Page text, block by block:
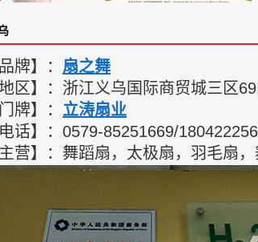
品牌】： 扇之舞
地区】：浙江义乌国际商贸城三区
门牌】： 立涛扇业
电话】：0579-85251669/
主营】：舞蹈扇，太极扇，羽毛扇